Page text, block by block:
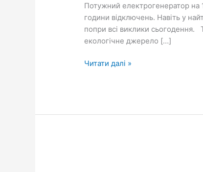
Потужний електрогенератор на
години відключень. Навіть у
попри всі виклики сьогодення.
екологічне джерело […]
дарунок
від
наших
щирих
та
міста
Читати далі »